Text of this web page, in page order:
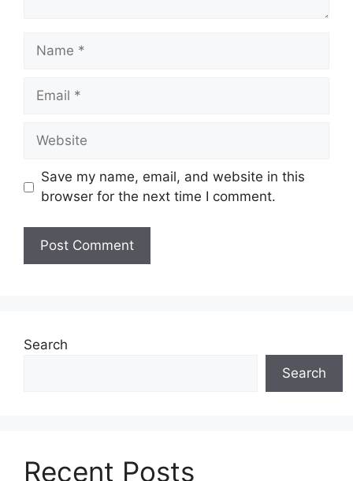
Name
Email
Website
Save my name, email, and website in this
browser for the next time I comment.
Search
Search
Recent Posts